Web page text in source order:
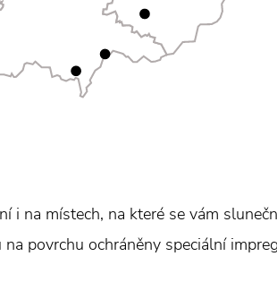
i na místech, na které se vám
povrchu ochráněny speciální